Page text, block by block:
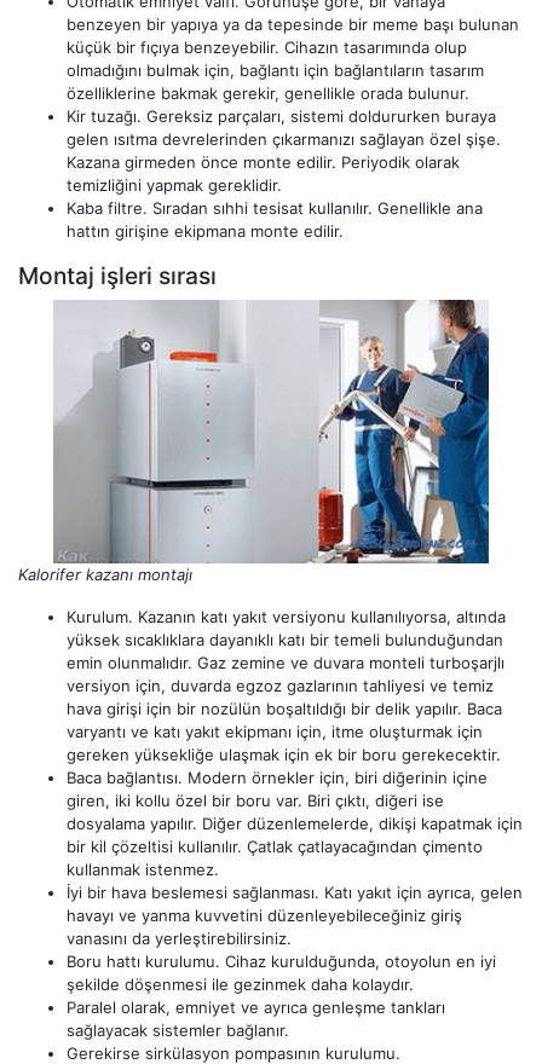
benzeyen bir yapıya ya da tepesinde bir meme başı bulunan
küçük bir fıçıya benzeyebilir. Cihazın tasarımında olup
olmadığını bulmak için, bağlantı için bağlantıların tasarım
özelliklerine bakmak gerekir, genellikle orada bulunur.
Kir tuzağı. Gereksiz parçaları, sistemi doldururken buraya
gelen ısıtma devrelerinden çıkarmanızı sağlayan özel şişe.
Kazana girmeden önce monte edilir. Periyodik olarak
temizliğini yapmak gereklidir.
Kaba filtre. Sıradan sıhhi tesisat kullanılır. Genellikle ana
hattın girişine ekipmana monte edilir.
Montaj işleri sırası
Kalorifer kazanı montajı
Kurulum. Kazanın katı yakıt versiyonu kullanılıyorsa, altında
yüksek sıcaklıklara dayanıklı katı bir temeli bulunduğundan
emin olunmalıdır. Gaz zemine ve duvara monteli turboşarjlı
versiyon için, duvarda egzoz gazlarının tahliyesi ve temiz
hava girişi için bir nozülün boşaltıldığı bir delik yapılır. Baca
varyantı ve katı yakıt ekipmanı için, itme oluşturmak için
gereken yüksekliğe ulaşmak için ek bir boru gerekecektir.
Baca bağlantısı. Modern örnekler için, biri diğerinin içine
giren, iki kollu özel bir boru var. Biri çıktı, diğeri ise
dosyalama yapılır. Diğer düzenlemelerde, dikişi kapatmak için
bir kil çözeltisi kullanılır. Çatlak çatlayacağından çimento
kullanmak istenmez.
İyi bir hava beslemesi sağlanması. Katı yakıt için ayrıca, gelen
havayı ve yanma kuvvetini düzenleyebileceğiniz giriş
vanasını da yerleştirebilirsiniz.
Boru hattı kurulumu. Cihaz kurulduğunda, otoyolun en iyi
şekilde döşenmesi ile gezinmek daha kolaydır.
Paralel olarak, emniyet ve ayrıca genleşme tankları
sağlayacak sistemler bağlanır.
Gerekirse sirkülasyon pompasının kurulumu.